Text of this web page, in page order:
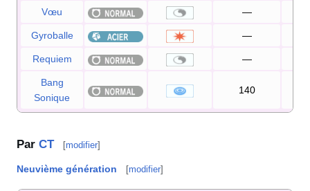
Vœu —
Gyroballe —
Requiem —
Bang
Sonique
140
Par CT [modifier]
Neuvième génération [modifier]